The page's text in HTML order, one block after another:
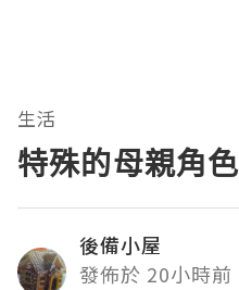
生活
特殊的母親角色
後備小屋
發佈於 20小時前